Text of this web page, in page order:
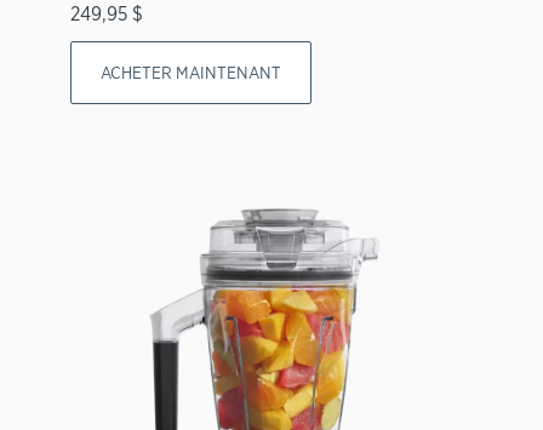
249,95 $
ACHETER MAINTENANT